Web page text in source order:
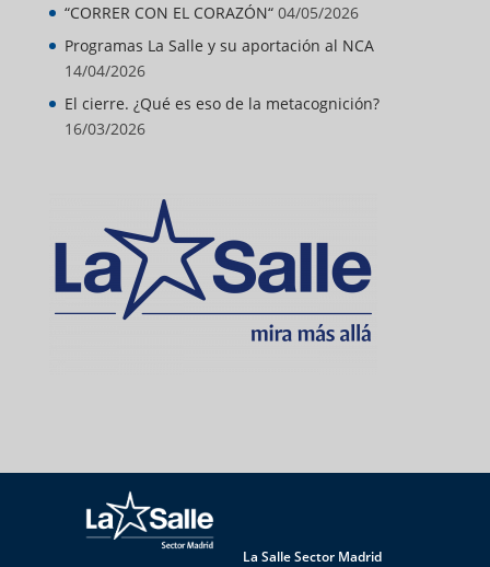
“CORRER CON EL CORAZÓN“ 04/05/2026
Programas La Salle y su aportación al NCA
14/04/2026
El cierre. ¿Qué es eso de la metacognición?
16/03/2026
La Salle Sector Madrid